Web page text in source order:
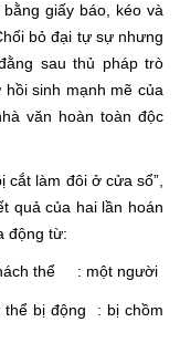
giấy báo, kéo và
bỏ đại tự sự nhưng
sau thủ pháp trò
sinh mạnh mẽ của
văn hoàn toàn độc
cắt làm đôi ở cửa sổ”,
quả của hai lần hoán
động từ:
thể : một người
thể bị động : bị chồm